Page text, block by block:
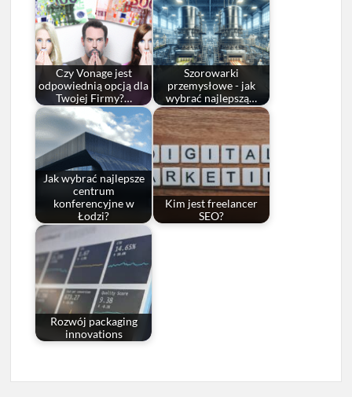
Czy Vonage jest
odpowiednią opcją dla
Twojej Firmy?…
Szorowarki
przemysłowe - jak
wybrać najlepszą…
Jak wybrać najlepsze
centrum
konferencyjne w
Łodzi?
Kim jest freelancer
SEO?
Rozwój packaging
innovations